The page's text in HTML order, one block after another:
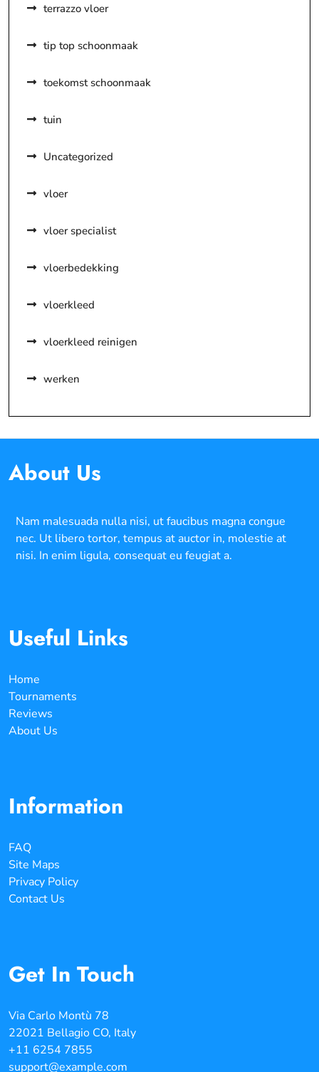
terrazzo vloer
tip top schoonmaak
toekomst schoonmaak
tuin
Uncategorized
vloer
vloer specialist
vloerbedekking
vloerkleed
vloerkleed reinigen
werken
About Us
Nam malesuada nulla nisi, ut faucibus magna congue
nec. Ut libero tortor, tempus at auctor in, molestie at
nisi. In enim ligula, consequat eu feugiat a.
Useful Links
Home
Tournaments
Reviews
About Us
Information
FAQ
Site Maps
Privacy Policy
Contact Us
Get In Touch
Via Carlo Montù 78
22021 Bellagio CO, Italy
+11 6254 7855
support@example.com